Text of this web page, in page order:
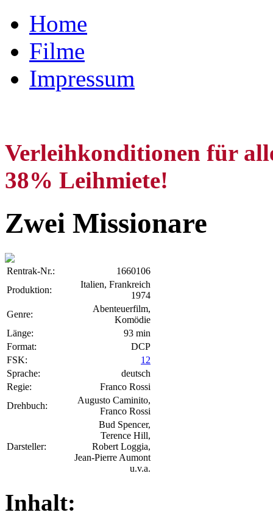
Home
Filme
Impressum
Verleihkonditionen für
38% Leihmiete!
Zwei Missionare
Rentrak-Nr.:
1660106
Produktion:
Italien, Frankreich
1974
Genre:
Abenteuerfilm,
Komödie
Länge:
93 min
Format:
DCP
FSK:
12
Sprache:
deutsch
Regie:
Franco Rossi
Drehbuch:
Augusto Caminito,
Franco Rossi
Darsteller:
Bud Spencer,
Terence Hill,
Robert Loggia,
Jean-Pierre Aumont
u.v.a.
Inhalt: